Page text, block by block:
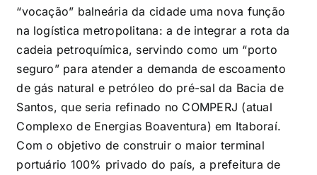
“vocação” balneária da cidade uma nova função
na logística metropolitana: a de integrar a rota da
cadeia petroquímica, servindo como um “porto
seguro” para atender a demanda de escoamento
de gás natural e petróleo do pré-sal da Bacia de
Santos, que seria refinado no COMPERJ (atual
Complexo de Energias Boaventura) em Itaboraí.
Com o objetivo de construir o maior terminal
portuário 100% privado do país, a prefeitura de